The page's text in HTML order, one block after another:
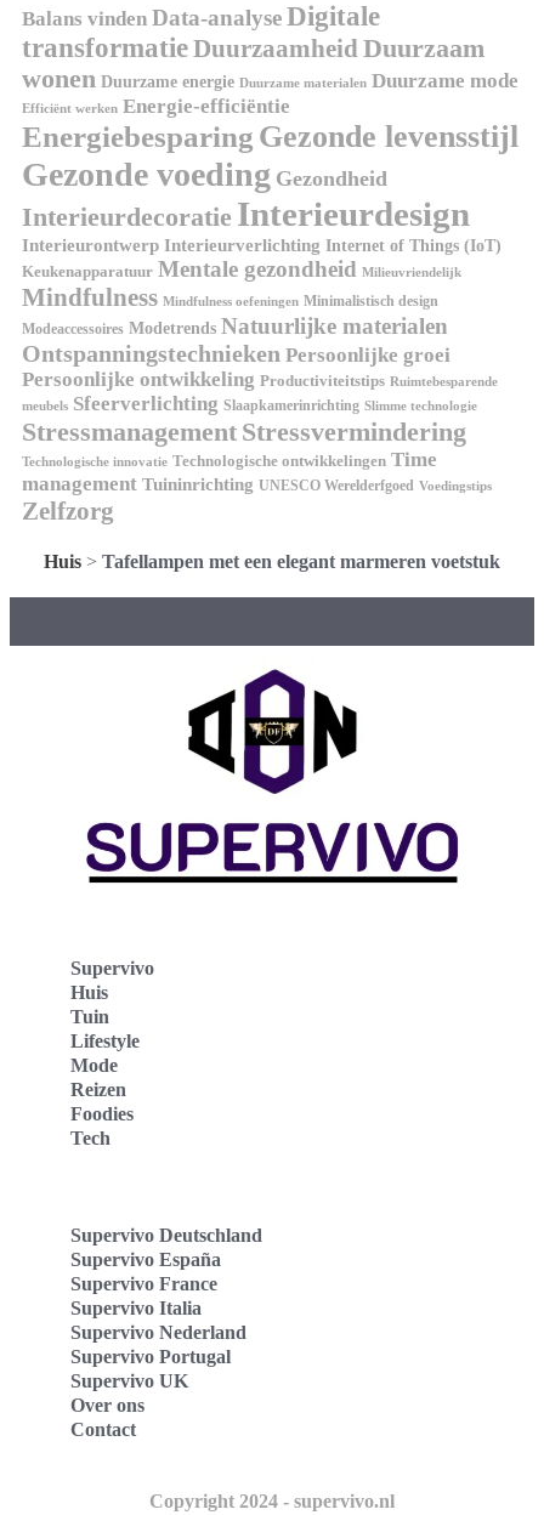
Balans vinden Data-analyseDigitale
transformatieDuurzaamheidDuurzaam
wonen Duurzame energie Duurzame materialen Duurzame mode
Efficiënt werken Energie-efficiëntie
Energiebesparing Gezonde levensstijl
Gezonde voeding Gezondheid
Interieurdecoratie Interieurdesign
Interieurontwerp Interieurverlichting Internet of Things (IoT)
Keukenapparatuur Mentale gezondheid Milieuvriendelijk
Mindfulness Mindfulness oefeningen Minimalistisch design
Modeaccessoires Modetrends Natuurlijke materialen
Ontspanningstechnieken Persoonlijke groei
Persoonlijke ontwikkeling Productiviteitstips Ruimtebesparende
meubels Sfeerverlichting Slaapkamerinrichting Slimme technologie
Stressmanagement Stressvermindering
Technologische innovatie Technologische ontwikkelingen Time
management Tuininrichting UNESCO Werelderfgoed Voedingstips
Zelfzorg
Huis > Tafellampen met een elegant marmeren voetstuk
Supervivo
Huis
Tuin
Lifestyle
Mode
Reizen
Foodies
Tech
Supervivo Deutschland
Supervivo España
Supervivo France
Supervivo Italia
Supervivo Nederland
Supervivo Portugal
Supervivo UK
Over ons
Contact
Copyright 2024 - supervivo.nl